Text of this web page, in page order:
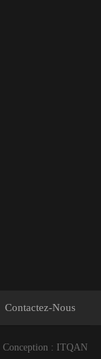
Contactez-Nous
Conception : ITQAN